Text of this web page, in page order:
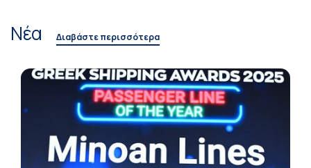
Νέα Διαβάστε περισσότερα